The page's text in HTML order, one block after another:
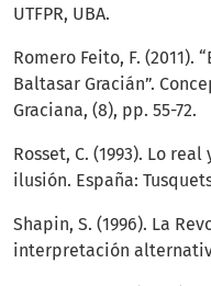
UTFPR, UBA.
Romero Feito, F. (2011).
Baltasar Gracián”.
Graciana, (8), pp. 55-72.
Rosset, C. (1993). Lo
ilusión. España:
Shapin, S. (1996). La
interpretación